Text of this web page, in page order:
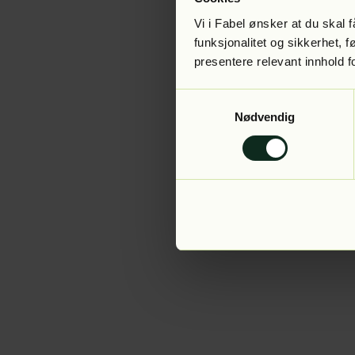
Vi i Fabel ønsker at du skal
funksjonalitet og sikkerhet,
presentere relevant innhold
Nødvendig
Application